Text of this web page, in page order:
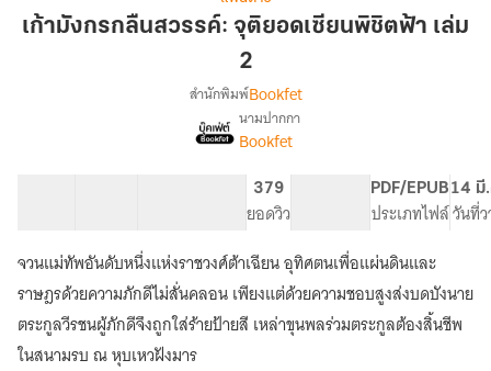
กลืน
ฟ้า
2
เก้ามังกรกลืนสวรรค์: จุติยอดเซียนพิชิตฟ้า เล่ม
2
เรื่อง
เก้า
มังกร
กลืน
สวรรค์:
จุติ
ยอด
เซียน
พิชิต
ฟ้า
สำนักพิมพ์Bookfet
นามปากกา
Bookfet
379
ยอดวิว
PDF/EPUB
ประเภทไฟล์
14 มี
วันที่
จวนแม่ทัพอันดับหนึ่งแห่งราชวงศ์ต้าเฉียน อุทิศตนเพื่อแผ่นดินและ
ราษฎรด้วยความภักดีไม่สั่นคลอน เพียงแต่ด้วยความชอบสูงส่งบดบังนาย
ตระกูลวีรชนผู้ภักดีจึงถูกใส่ร้ายป้ายสี เหล่าขุนพลร่วมตระกูลต้องสิ้นชีพ
ในสนามรบ ณ หุบเหวฝังมาร